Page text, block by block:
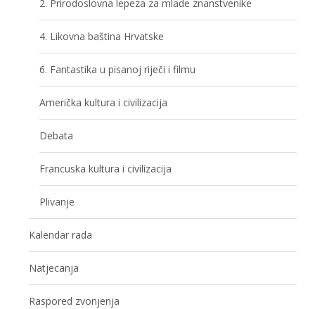
2. Prirodoslovna lepeza za mlade znanstvenike
4. Likovna baština Hrvatske
6. Fantastika u pisanoj riječi i filmu
Američka kultura i civilizacija
Debata
Francuska kultura i civilizacija
Plivanje
Kalendar rada
Natjecanja
Raspored zvonjenja